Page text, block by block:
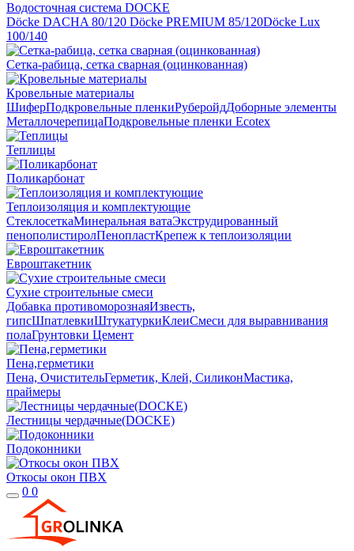
Водосточная система DOCKE
Döсkе DACHA 80/120 Döcke PREMIUM 85/120Döсkе Luх
100/140
Сетка-рабица, сетка сварная (оцинкованная)
Кровельные материалы
ШиферПодкровельные пленкиРуберойдДоборные элементы
МеталлочерепицаПодкровельные пленки Ecotex
Теплицы
Поликарбонат
Теплоизоляция и комплектующие
СтеклосеткаМинеральная ватаЭкструдированный
пенополистиролПенопластКрепеж к теплоизоляции
Евроштакетник
Сухие строительные смеси
Добавка противоморознаяИзвесть,
гипсШпатлевкиШтукатуркиКлеиСмеси для выравнивания
полаГрунтовки Цемент
Пена,герметики
Пена, ОчистительГерметик, Клей, СиликонМастика,
праймеры
Лестницы чердачные(DOCKE)
Подоконники
Откосы окон ПВХ
0 0